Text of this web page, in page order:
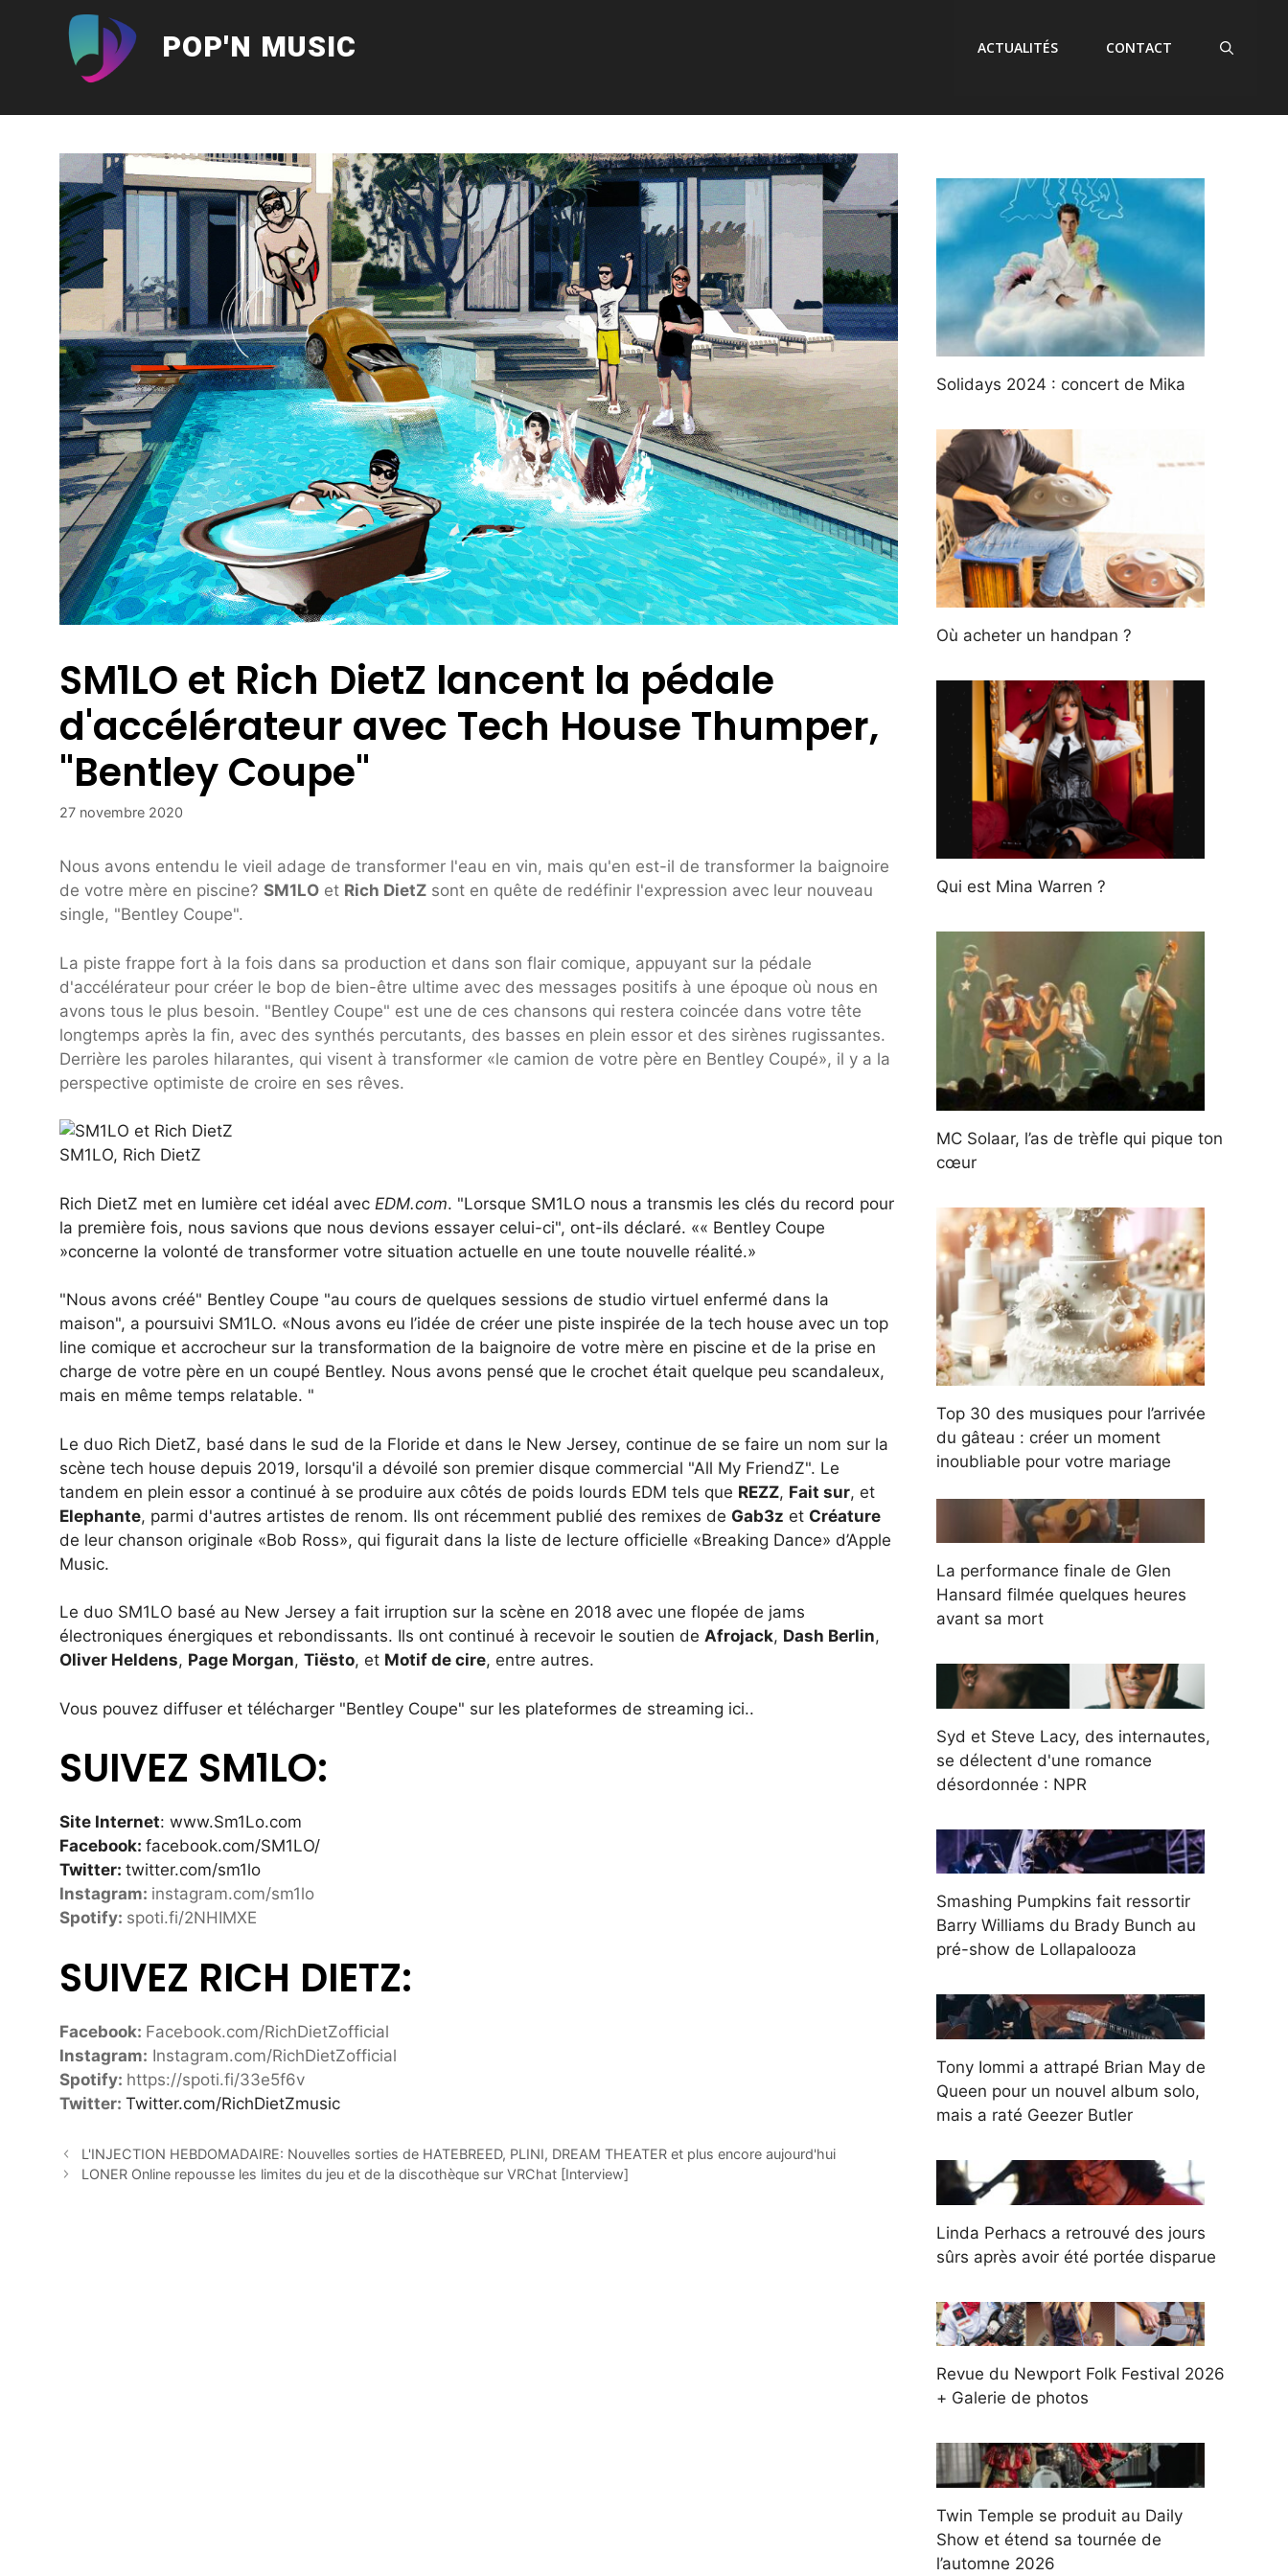
POP'N MUSIC ACTUALITÉS CONTACT
SM1LO et Rich DietZ lancent la pédale
d'accélérateur avec Tech House Thumper,
"Bentley Coupe"
27 novembre 2020
Nous avons entendu le vieil adage de transformer l'eau en vin, mais qu'en est-il de transformer la baignoire
de votre mère en piscine? SM1LO et Rich DietZ sont en quête de redéfinir l'expression avec leur nouveau
single, "Bentley Coupe".
La piste frappe fort à la fois dans sa production et dans son flair comique, appuyant sur la pédale
d'accélérateur pour créer le bop de bien-être ultime avec des messages positifs à une époque où nous en
avons tous le plus besoin. "Bentley Coupe" est une de ces chansons qui restera coincée dans votre tête
longtemps après la fin, avec des synthés percutants, des basses en plein essor et des sirènes rugissantes.
Derrière les paroles hilarantes, qui visent à transformer «le camion de votre père en Bentley Coupé», il y a la
perspective optimiste de croire en ses rêves.
SM1LO, Rich DietZ
Rich DietZ met en lumière cet idéal avec EDM.com. "Lorsque SM1LO nous a transmis les clés du record pour
la première fois, nous savions que nous devions essayer celui-ci", ont-ils déclaré. «« Bentley Coupe
»concerne la volonté de transformer votre situation actuelle en une toute nouvelle réalité.»
"Nous avons créé" Bentley Coupe "au cours de quelques sessions de studio virtuel enfermé dans la
maison", a poursuivi SM1LO. «Nous avons eu l’idée de créer une piste inspirée de la tech house avec un top
line comique et accrocheur sur la transformation de la baignoire de votre mère en piscine et de la prise en
charge de votre père en un coupé Bentley. Nous avons pensé que le crochet était quelque peu scandaleux,
mais en même temps relatable. "
Le duo Rich DietZ, basé dans le sud de la Floride et dans le New Jersey, continue de se faire un nom sur la
scène tech house depuis 2019, lorsqu'il a dévoilé son premier disque commercial "All My FriendZ". Le
tandem en plein essor a continué à se produire aux côtés de poids lourds EDM tels que REZZ, Fait sur, et
Elephante, parmi d'autres artistes de renom. Ils ont récemment publié des remixes de Gab3z et Créature
de leur chanson originale «Bob Ross», qui figurait dans la liste de lecture officielle «Breaking Dance» d’Apple
Music.
Le duo SM1LO basé au New Jersey a fait irruption sur la scène en 2018 avec une flopée de jams
électroniques énergiques et rebondissants. Ils ont continué à recevoir le soutien de Afrojack, Dash Berlin,
Oliver Heldens, Page Morgan, Tiësto, et Motif de cire, entre autres.
Vous pouvez diffuser et télécharger "Bentley Coupe" sur les plateformes de streaming ici..
SUIVEZ SM1LO:
Site Internet: www.Sm1Lo.com
Facebook: facebook.com/SM1LO/
Twitter: twitter.com/sm1lo
Instagram: instagram.com/sm1lo
Spotify: spoti.fi/2NHIMXE
SUIVEZ RICH DIETZ:
Facebook: Facebook.com/RichDietZofficial
Instagram: Instagram.com/RichDietZofficial
Spotify: https://spoti.fi/33e5f6v
Twitter: Twitter.com/RichDietZmusic
L'INJECTION HEBDOMADAIRE: Nouvelles sorties de HATEBREED, PLINI, DREAM THEATER et plus encore aujourd'hui
LONER Online repousse les limites du jeu et de la discothèque sur VRChat [Interview]
Solidays 2024 : concert de Mika
Où acheter un handpan ?
Qui est Mina Warren ?
MC Solaar, l’as de trèfle qui pique ton
cœur
Top 30 des musiques pour l’arrivée
du gâteau : créer un moment
inoubliable pour votre mariage
La performance finale de Glen
Hansard filmée quelques heures
avant sa mort
Syd et Steve Lacy, des internautes,
se délectent d'une romance
désordonnée : NPR
Smashing Pumpkins fait ressortir
Barry Williams du Brady Bunch au
pré-show de Lollapalooza
Tony Iommi a attrapé Brian May de
Queen pour un nouvel album solo,
mais a raté Geezer Butler
Linda Perhacs a retrouvé des jours
sûrs après avoir été portée disparue
Revue du Newport Folk Festival 2026
+ Galerie de photos
Twin Temple se produit au Daily
Show et étend sa tournée de
l’automne 2026